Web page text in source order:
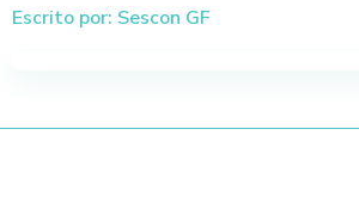
Escrito por: Sescon GF